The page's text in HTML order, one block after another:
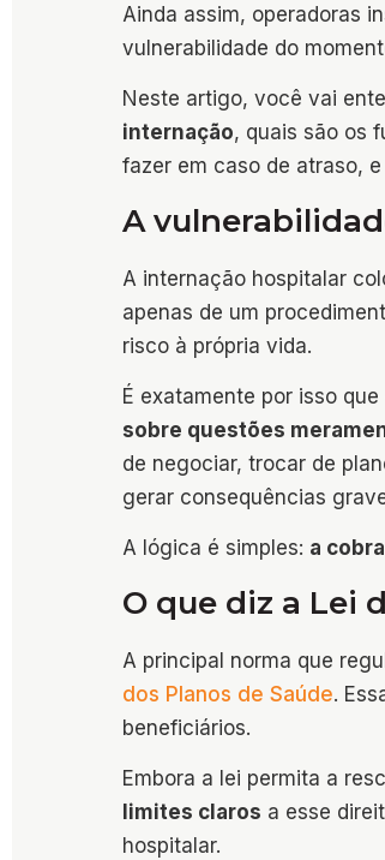
Ainda assim, operadoras
vulnerabilidade do
Neste artigo, você vai
internação, quais são os
fazer em caso de atraso,
A
A internação hospitalar
apenas de um
risco à própria vida.
É exatamente por isso
sobre questões
de negociar, trocar de
gerar consequências
A lógica é simples: a
O que diz a Lei
A principal norma que
dos Planos de Saúde.
beneficiários.
Embora a lei permita a
limites claros a esse
hospitalar.